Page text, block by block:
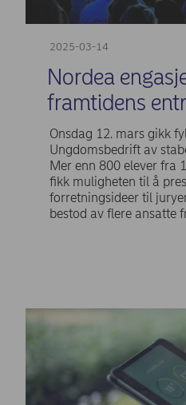
2025-03-14
Nordea
framtidens
Onsdag 12. mars gikk
Ungdomsbedrift av
Mer enn 800 elever fra
fikk muligheten til å
forretningsideer til
bestod av flere ansatte